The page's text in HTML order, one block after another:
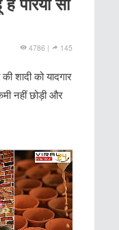
4786 | 145
शादी को यादगार
नहीं छोड़ी और